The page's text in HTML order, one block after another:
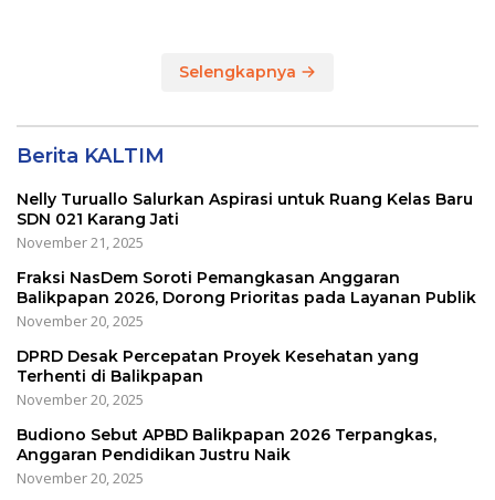
Selengkapnya
Berita KALTIM
Nelly Turuallo Salurkan Aspirasi untuk Ruang Kelas Baru
SDN 021 Karang Jati
November 21, 2025
Fraksi NasDem Soroti Pemangkasan Anggaran
Balikpapan 2026, Dorong Prioritas pada Layanan Publik
November 20, 2025
DPRD Desak Percepatan Proyek Kesehatan yang
Terhenti di Balikpapan
November 20, 2025
Budiono Sebut APBD Balikpapan 2026 Terpangkas,
Anggaran Pendidikan Justru Naik
November 20, 2025